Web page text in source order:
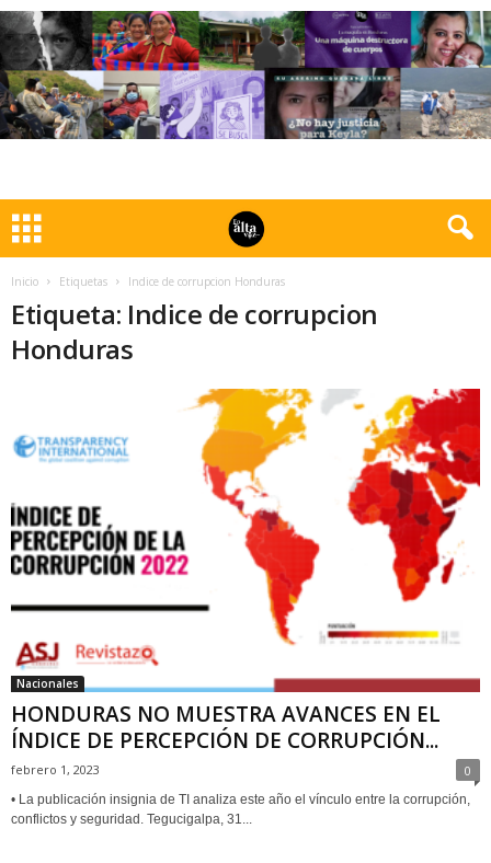
Inicio Etiquetas Indice de corrupcion Honduras
Etiqueta: Indice de corrupcion
Honduras
Nacionales
HONDURAS NO MUESTRA AVANCES EN EL
ÍNDICE DE PERCEPCIÓN DE CORRUPCIÓN...
febrero 1, 2023 0
• La publicación insignia de TI analiza este año el vínculo entre la corrupción,
conflictos y seguridad. Tegucigalpa, 31...